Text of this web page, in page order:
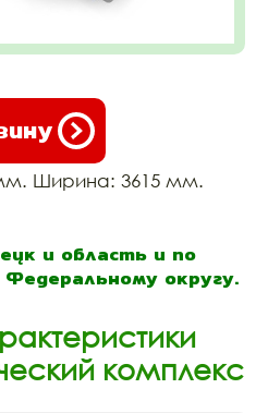
Ширина: 3615 мм.
и область и по
округу.
комплекс